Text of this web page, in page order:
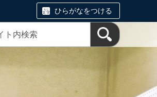
ひらがなをつける